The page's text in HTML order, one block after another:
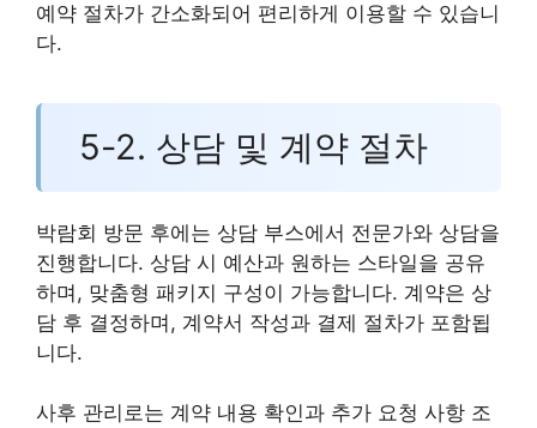
예약 절차가 간소화되어 편리하게 이용할 수 있습니
다.
5-2. 상담 및 계약 절차
박람회 방문 후에는 상담 부스에서 전문가와 상담을
진행합니다. 상담 시 예산과 원하는 스타일을 공유
하며, 맞춤형 패키지 구성이 가능합니다. 계약은 상
담 후 결정하며, 계약서 작성과 결제 절차가 포함됩
니다.
사후 관리로는 계약 내용 확인과 추가 요청 사항 조